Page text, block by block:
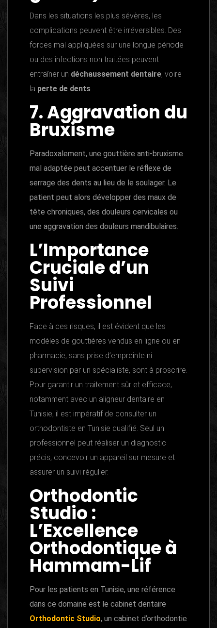
Dans les situations les plus sévères, les
complications peuvent être irréversibles. Des
forces mal appliquées sur une longue période
ou des infections non traitées peuvent
entraîner un déchaussement dentaire, voire
la perte de dents.
7. Aggravation du
Bruxisme
Paradoxalement, une gouttière anti-bruxisme
mal adaptée peut accentuer le réflexe de
serrage des dents au lieu de le soulager. Le
patient peut alors développer des maux de
tête chroniques, des douleurs cervicales ou
une aggravation des douleurs mandibulaires.
L’Importance
Cruciale d’un
Suivi
Professionnel
Face à ces risques, il est évident que les
modèles de gouttières vendus en ligne ou en
pharmacie, sans prise d’empreinte ni
supervision par un spécialiste, sont à proscrire.
Pour garantir un traitement sûr et efficace,
notamment avec un aligneur dentaire en
Tunisie, il est impératif de consulter un
orthodontiste en Tunisie qualifié. Seul un
professionnel peut réaliser un diagnostic
précis, concevoir un appareil sur mesure et
assurer un suivi régulier.
Orthodontic
Studio :
L’Excellence
Orthodontique à
Hammam-Lif
Pour les patients en Tunisie, une référence
dans ce domaine est le cabinet dentaire
Orthodontic Studio, un cabinet d’orthodontie